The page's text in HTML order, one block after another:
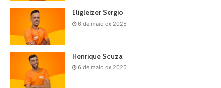
Eligleizer Sergio
6 de maio de 2025
Henrique Souza
6 de maio de 2025